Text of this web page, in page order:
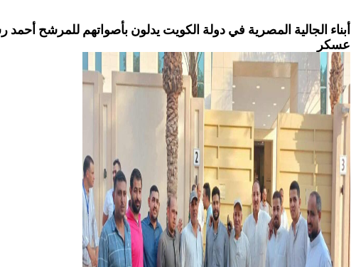
أبناء الجالية المصرية في دولة الكويت يدلون بأصواتهم للمرشح أحمد
عسكر